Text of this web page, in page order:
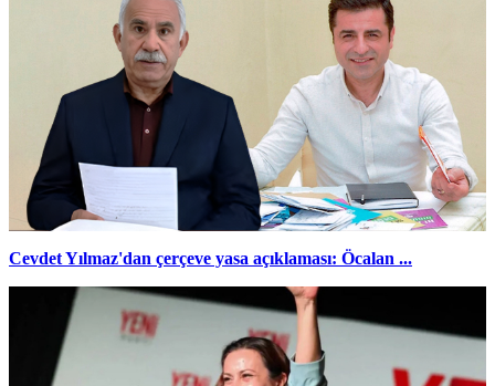
Cevdet Yılmaz'dan çerçeve yasa açıklaması: Öcalan ...